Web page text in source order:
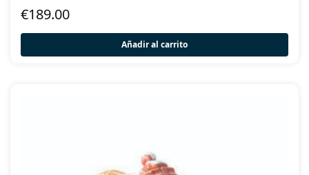
€189.00
Añadir al carrito